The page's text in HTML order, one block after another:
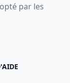
par les